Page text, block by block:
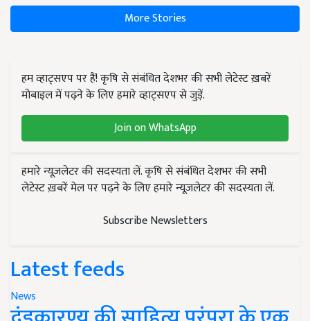
More Stories
हम व्हाट्सएप पर हैं! कृषि से संबंधित देशभर की सभी लेटेस्ट ख़बरें
मोबाइल में पढ़ने के लिए हमारे व्हाट्सएप से जुड़ें.
Join on WhatsApp
हमारे न्यूज़लेटर की सदस्यता लें. कृषि से संबंधित देशभर की सभी
लेटेस्ट ख़बरें मेल पर पढ़ने के लिए हमारे न्यूज़लेटर की सदस्यता लें.
Subscribe Newsletters
Latest feeds
News